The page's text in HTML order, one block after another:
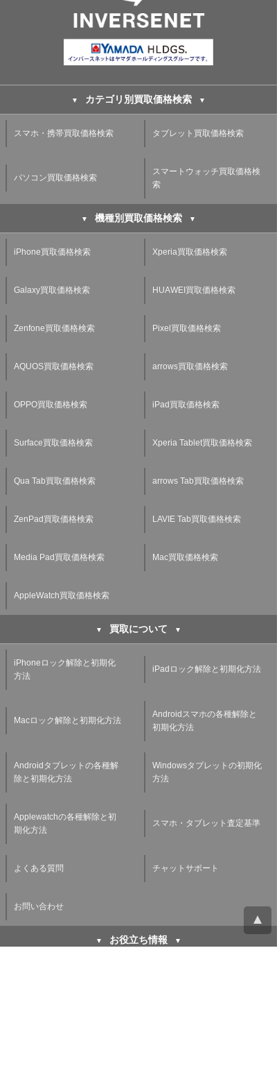
カテゴリ別買取価格検索
スマホ・携帯買取価格検索 タブレット買取価格検索
パソコン買取価格検索
スマートウォッチ買取価格検
索
機種別買取価格検索
iPhone買取価格検索 Xperia買取価格検索
Galaxy買取価格検索 HUAWEI買取価格検索
Zenfone買取価格検索 Pixel買取価格検索
AQUOS買取価格検索 arrows買取価格検索
OPPO買取価格検索 iPad買取価格検索
Surface買取価格検索 Xperia Tablet買取価格検索
Qua Tab買取価格検索 arrows Tab買取価格検索
ZenPad買取価格検索 LAVIE Tab買取価格検索
Media Pad買取価格検索 Mac買取価格検索
AppleWatch買取価格検索
買取について
iPhoneロック解除と初期化
方法
iPadロック解除と初期化方法
Macロック解除と初期化方法
Androidスマホの各種解除と
初期化方法
Androidタブレットの各種解
除と初期化方法
Windowsタブレットの初期化
方法
Applewatchの各種解除と初
期化方法
スマホ・タブレット査定基準
よくある質問 チャットサポート
お問い合わせ
お役立ち情報